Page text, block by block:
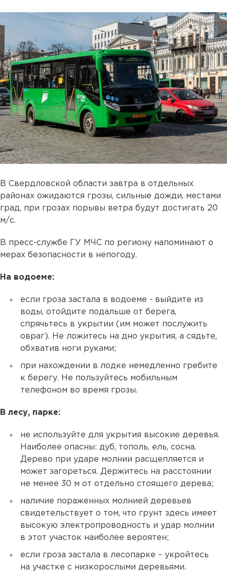
В Свердловской области завтра в отдельных
районах ожидаются грозы, сильные дожди, местами
град, при грозах порывы ветра будут достигать 20
м/с.
В пресс-службе ГУ МЧС по региону напоминают о
мерах безопасности в непогоду.
На водоеме:
если гроза застала в водоеме - выйдите из
воды, отойдите подальше от берега,
спрячьтесь в укрытии (им может послужить
овраг). Не ложитесь на дно укрытия, а сядьте,
обхватив ноги руками;
при нахождении в лодке немедленно гребите
к берегу. Не пользуйтесь мобильным
телефоном во время грозы.
В лесу, парке:
не используйте для укрытия высокие деревья.
Наиболее опасны: дуб, тополь, ель, сосна.
Дерево при ударе молнии расщепляется и
может загореться. Держитесь на расстоянии
не менее 30 м от отдельно стоящего дерева;
наличие пораженных молнией деревьев
свидетельствует о том, что грунт здесь имеет
высокую электропроводность и удар молнии
в этот участок наиболее вероятен;
если гроза застала в лесопарке – укройтесь
на участке с низкорослыми деревьями.